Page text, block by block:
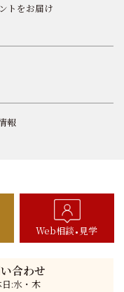
トをお届け
報
Web相談 見学
合わせ
:水・木